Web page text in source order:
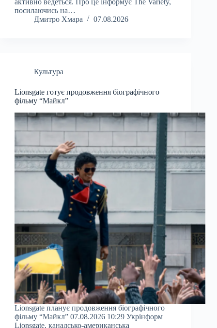
активно ведеться. Про це інформує The Variety,
посилаючись на…
Дмитро Хмара
07.08.2026
Культура
Lionsgate готує продовження біографічного
фільму “Майкл”
Lionsgate планує продовження біографічного
фільму “Майкл” 07.08.2026 10:29 Укрінформ
Lionsgate, канадсько-американська